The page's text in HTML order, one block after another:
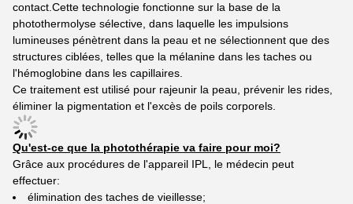
contact.Cette technologie fonctionne sur la base de la
photothermolyse sélective, dans laquelle les impulsions
lumineuses pénètrent dans la peau et ne sélectionnent que des
structures ciblées, telles que la mélanine dans les taches ou
l'hémoglobine dans les capillaires.
Ce traitement est utilisé pour rajeunir la peau, prévenir les rides,
éliminer la pigmentation et l'excès de poils corporels.
Qu'est-ce que la photothérapie va faire pour moi?
Grâce aux procédures de l'appareil IPL, le médecin peut
effectuer:
élimination des taches de vieillesse;